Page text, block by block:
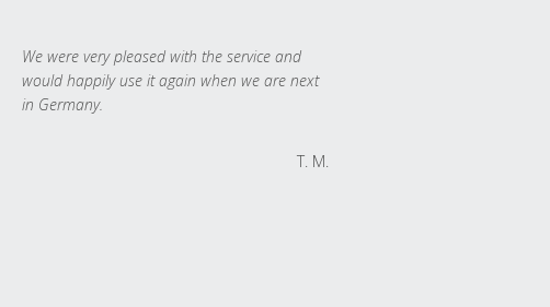
We were very pleased with the service and
would happily use it again when we are next
in Germany.
T. M.